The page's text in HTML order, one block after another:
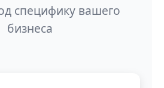
специфику вашего
бизнеса